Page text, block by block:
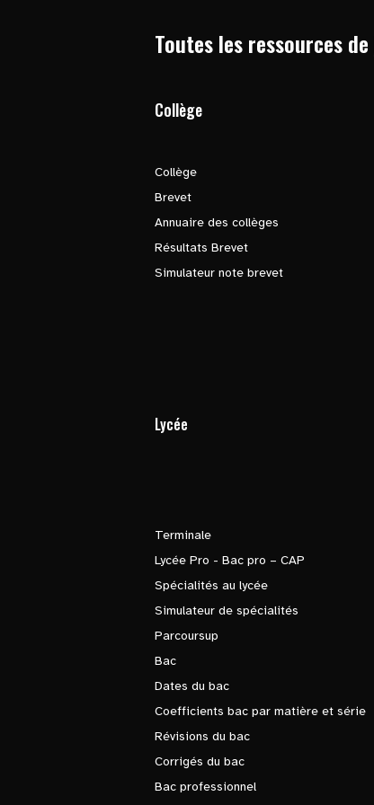
Toutes les ressources de
Collège
Collège
Brevet
Annuaire des collèges
Résultats Brevet
Simulateur note brevet
Lycée
Terminale
Lycée Pro - Bac pro – CAP
Spécialités au lycée
Simulateur de spécialités
Parcoursup
Bac
Dates du bac
Coefficients bac par matière et série
Révisions du bac
Corrigés du bac
Bac professionnel